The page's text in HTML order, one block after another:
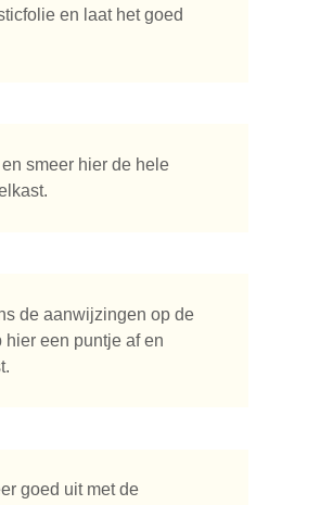
en laat het goed
smeer hier de hele
de aanwijzingen op de
een puntje af en
goed uit met de